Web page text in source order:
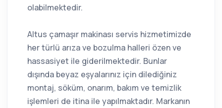
olabilmektedir.
Altus çamaşır makinası servis hizmetimizde
her türlü arıza ve bozulma halleri özen ve
hassasiyet ile giderilmektedir. Bunlar
dışında beyaz eşyalarınız için dilediğiniz
montaj, söküm, onarım, bakım ve temizlik
işlemleri de itina ile yapılmaktadır. Markanın